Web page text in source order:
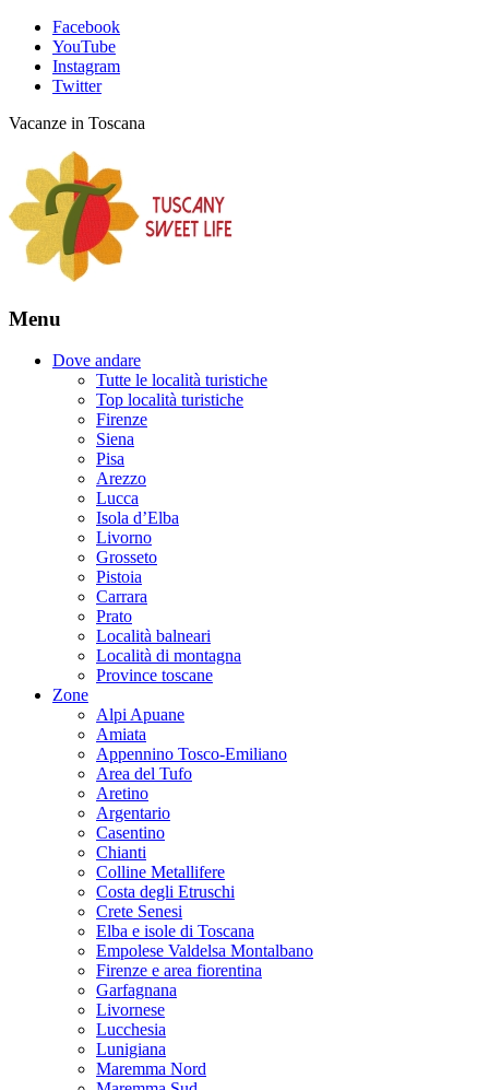
Facebook
YouTube
Instagram
Twitter
Vacanze in Toscana
Menu
Dove andare
Tutte le località turistiche
Top località turistiche
Firenze
Siena
Pisa
Arezzo
Lucca
Isola d’Elba
Livorno
Grosseto
Pistoia
Carrara
Prato
Località balneari
Località di montagna
Province toscane
Zone
Alpi Apuane
Amiata
Appennino Tosco-Emiliano
Area del Tufo
Aretino
Argentario
Casentino
Chianti
Colline Metallifere
Costa degli Etruschi
Crete Senesi
Elba e isole di Toscana
Empolese Valdelsa Montalbano
Firenze e area fiorentina
Garfagnana
Livornese
Lucchesia
Lunigiana
Maremma Nord